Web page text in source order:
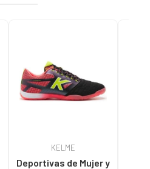
KELME
Deportivas de Mujer y